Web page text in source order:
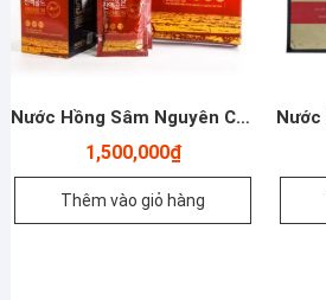
Nước Hồng Sâm Nguyên Chất 6 Năm Tuổi – Deadong – Yến Sào Plaza
1,500,000₫
Thêm vào giỏ hàng